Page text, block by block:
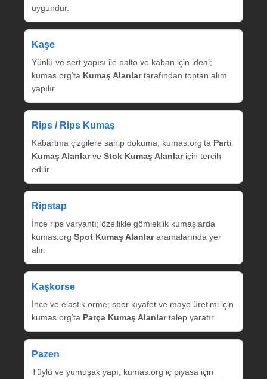
uygundur.
Kaşe
Yünlü ve sert yapısı ile palto ve kaban için ideal;
kumas.org’ta Kumaş Alanlartarafından toptan alım
yapılır.
Rips / Rips Kumaş
Kabartma çizgilere sahip dokuma; kumas.org’ta Parti
Kumaş Alanlarve Stok Kumaş Alanlariçin tercih
edilir.
Ripstap
İnce rips varyantı; özellikle gömleklik kumaşlarda
kumas.org Spot Kumaş Alanlararamalarında yer
alır.
Kaşkorse
İnce ve elastik örme; spor kıyafet ve mayo üretimi için
kumas.org’ta Parça Kumaş Alanlartalep yaratır.
Pazen
Tüylü ve yumuşak yapı; kumas.org iç piyasa için